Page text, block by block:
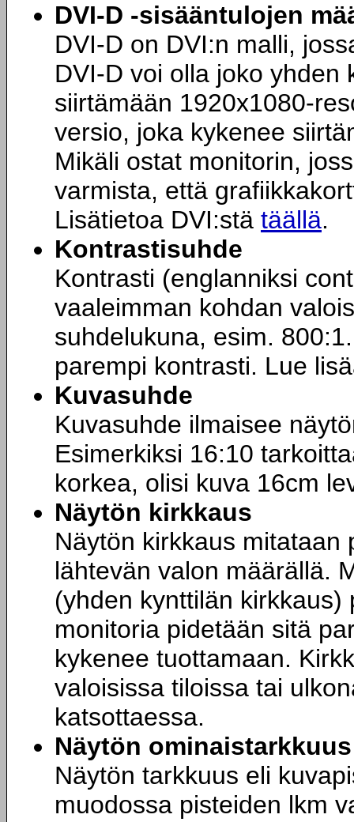
DVI-D -sisääntulojen
DVI-D on DVI:n malli,
DVI-D voi olla joko yhden
siirtämään 1920x1080-
versio, joka kykenee
Mikäli ostat monitorin,
varmista, että
Lisätietoa DVI:stä täällä.
Kontrastisuhde
Kontrasti (englanniksi
vaaleimman kohdan
suhdelukuna, esim.
parempi kontrasti. Lue
Kuvasuhde
Kuvasuhde ilmaisee
Esimerkiksi 16:10
korkea, olisi kuva 16cm
Näytön kirkkaus
Näytön kirkkaus mitataan
lähtevän valon määrällä.
(yhden kynttilän
monitoria pidetään sitä
kykenee tuottamaan.
valoisissa tiloissa tai
katsottaessa.
Näytön ominaistarkkuus
Näytön tarkkuus eli
muodossa pisteiden lkm